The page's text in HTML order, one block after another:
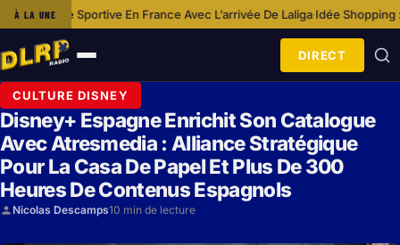
À LA UNE
En France Avec L’arrivée De Laliga·Idée Shopping : Porte-monnaie
Ouvrir
le
menu
DIRECT
CULTURE DISNEY
Disney+ Espagne Enrichit Son Catalogue
Avec Atresmedia : Alliance Stratégique
Pour La Casa De Papel Et Plus De 300
Heures De Contenus Espagnols
Nicolas Descamps10 min de lecture